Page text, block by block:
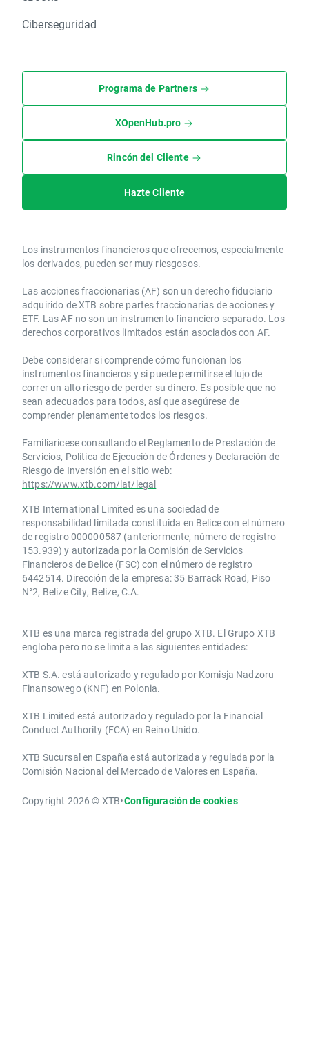
Ciberseguridad
Programa de Partners
XOpenHub.pro
Rincón del Cliente
Hazte Cliente
Los instrumentos financieros que ofrecemos, especialmente
los derivados, pueden ser muy riesgosos.
Las acciones fraccionarias (AF) son un derecho fiduciario
adquirido de XTB sobre partes fraccionarias de acciones y
ETF. Las AF no son un instrumento financiero separado. Los
derechos corporativos limitados están asociados con AF.
Debe considerar si comprende cómo funcionan los
instrumentos financieros y si puede permitirse el lujo de
correr un alto riesgo de perder su dinero. Es posible que no
sean adecuados para todos, así que asegúrese de
comprender plenamente todos los riesgos.
Familiarícese consultando el Reglamento de Prestación de
Servicios, Política de Ejecución de Órdenes y Declaración de
Riesgo de Inversión en el sitio web:
https://www.xtb.com/lat/legal
XTB International Limited es una sociedad de
responsabilidad limitada constituida en Belice con el número
de registro 000000587 (anteriormente, número de registro
153.939) y autorizada por la Comisión de Servicios
Financieros de Belice (FSC) con el número de registro
6442514. Dirección de la empresa: 35 Barrack Road, Piso
N°2, Belize City, Belize, C.A.
​​XTB es una marca registrada del grupo XTB. El Grupo XTB
engloba pero no se limita a las siguientes entidades:
XTB S.A.​ está autorizado y regulado por Komisja Nadzoru
Finansowego (KNF) ​en Polonia.
XTB Limited ​está autorizado y regulado por la ​Financial
Conduct Authority ​(FCA) en ​​Reino Unido.
XTB Sucursal en España está autorizada y regulada por la
Comisión Nacional del Mercado de Valores en España.
Copyright 2026 © XTB•Configuración de cookies